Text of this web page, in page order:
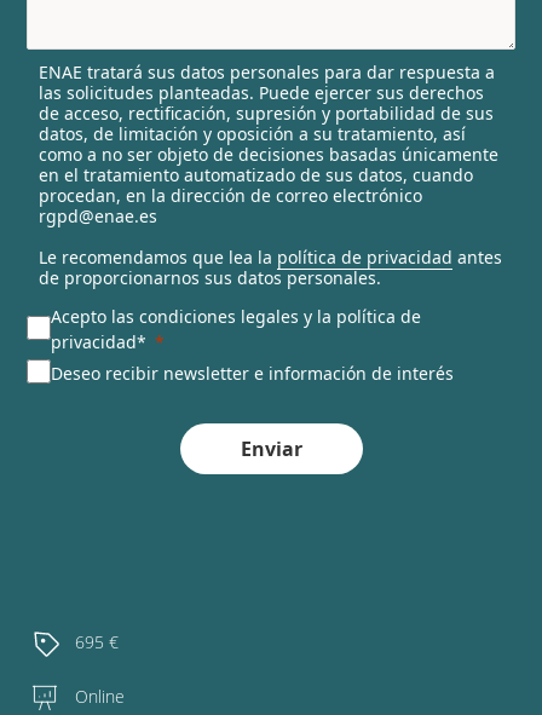
l
e
c
t
e
d
ENAE tratará sus datos personales para dar respuesta a
las solicitudes planteadas. Puede ejercer sus derechos
de acceso, rectificación, supresión y portabilidad de sus
datos, de limitación y oposición a su tratamiento, así
como a no ser objeto de decisiones basadas únicamente
en el tratamiento automatizado de sus datos, cuando
procedan, en la dirección de correo electrónico
rgpd@enae.es
Le recomendamos que lea la política de privacidad antes
de proporcionarnos sus datos personales.
Acepto las condiciones legales y la política de
privacidad*
Deseo recibir newsletter e información de interés
Enviar
695 €
Online